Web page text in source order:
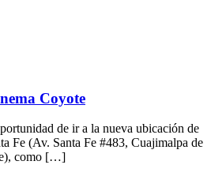
Coyote
de ir a la nueva ubicación de
Fe (Av. Santa Fe #483, Cuajimalpa de
como […]